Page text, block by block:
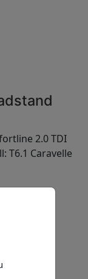
2.0 TDI
T6.1 Caravelle